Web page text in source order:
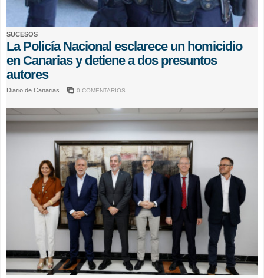
SUCESOS
La Policía Nacional esclarece un homicidio
en Canarias y detiene a dos presuntos
autores
Diario de Canarias 0 COMENTARIOS